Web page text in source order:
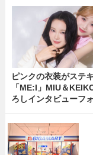
ピンクの衣装がステ
「ME:I」MIU＆
ろしインタビューフ